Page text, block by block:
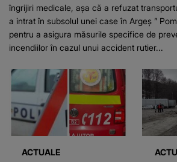
îngrijiri medicale, așa că a refuzat
a intrat în subsolul unei case în Argeș ”
pentru a asigura măsurile specifice de
incendiilor în cazul unui accident rutier...
ACTUALE